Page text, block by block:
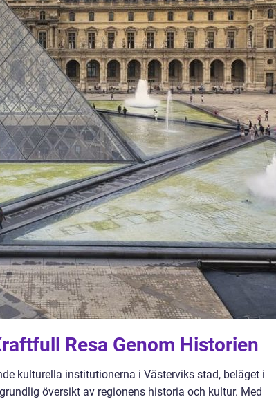
Resa Genom Historien
kulturella institutionerna i Västerviks stad, beläget i
översikt av regionens historia och kultur. Med